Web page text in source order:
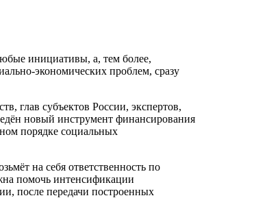
инициативы, а, тем более,
экономических проблем, сразу
глав субъектов России, экспертов,
новый инструмент финансирования
порядке социальных
на себя ответственность по
помочь интенсификации
после передачи построенных